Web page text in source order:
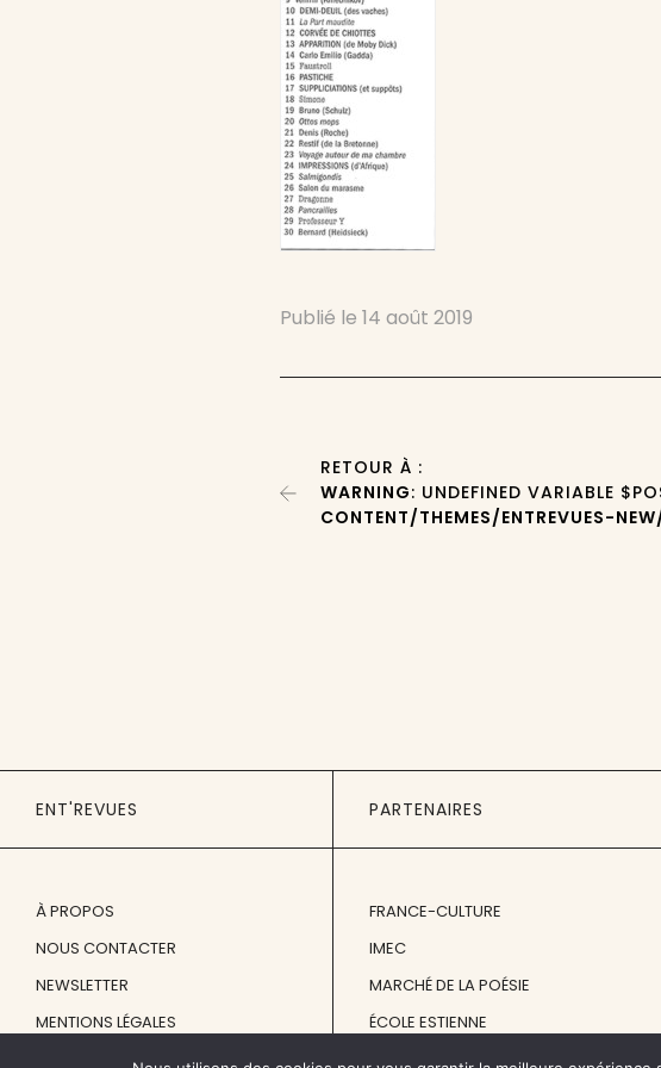
Publié le14 août 2019
RETOUR À :
WARNING: UNDEFINED VARIABLE
CONTENT/THEMES/ENTREVUES-
ENT'REVUES
À PROPOS
NOUS CONTACTER
NEWSLETTER
MENTIONS LÉGALES
PARTENAIRES
FRANCE-CULTURE
IMEC
MARCHÉ DE LA POÉSIE
ÉCOLE ESTIENNE